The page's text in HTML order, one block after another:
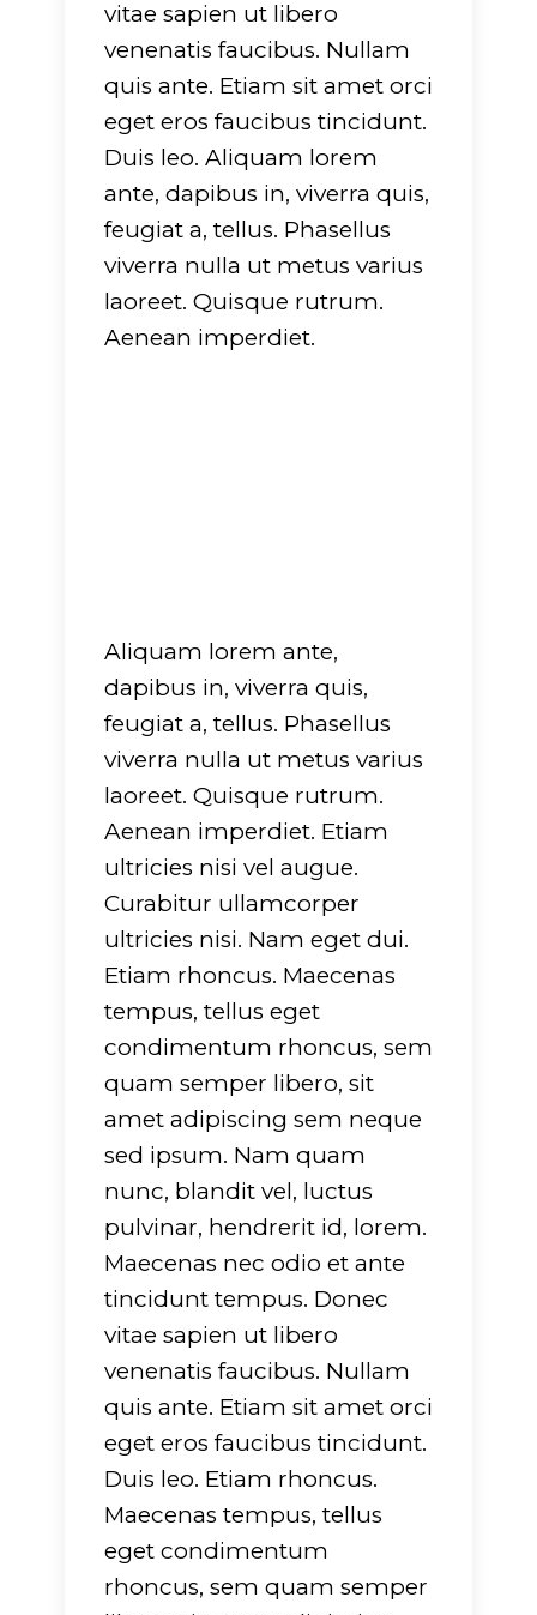
vitae sapien ut libero
venenatis faucibus. Nullam
quis ante. Etiam sit amet orci
eget eros faucibus tincidunt.
Duis leo. Aliquam lorem
ante, dapibus in, viverra quis,
feugiat a, tellus. Phasellus
viverra nulla ut metus varius
laoreet. Quisque rutrum.
Aenean imperdiet.
Aliquam lorem ante,
dapibus in, viverra quis,
feugiat a, tellus. Phasellus
viverra nulla ut metus varius
laoreet. Quisque rutrum.
Aenean imperdiet. Etiam
ultricies nisi vel augue.
Curabitur ullamcorper
ultricies nisi. Nam eget dui.
Etiam rhoncus. Maecenas
tempus, tellus eget
condimentum rhoncus, sem
quam semper libero, sit
amet adipiscing sem neque
sed ipsum. Nam quam
nunc, blandit vel, luctus
pulvinar, hendrerit id, lorem.
Maecenas nec odio et ante
tincidunt tempus. Donec
vitae sapien ut libero
venenatis faucibus. Nullam
quis ante. Etiam sit amet orci
eget eros faucibus tincidunt.
Duis leo. Etiam rhoncus.
Maecenas tempus, tellus
eget condimentum
rhoncus, sem quam semper